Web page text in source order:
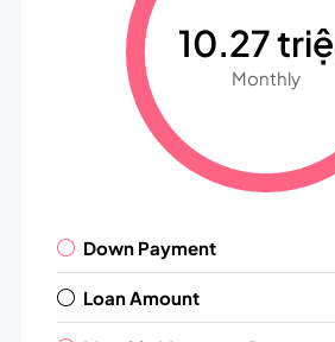
10.27
Monthly
Down Payment
Loan Amount